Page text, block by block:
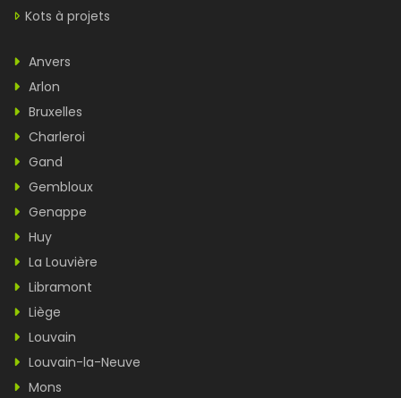
Kots à projets
Anvers
Arlon
Bruxelles
Charleroi
Gand
Gembloux
Genappe
Huy
La Louvière
Libramont
Liège
Louvain
Louvain-la-Neuve
Mons